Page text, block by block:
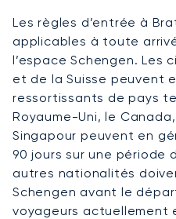
Les règles d’entrée à
applicables à toute
l’espace Schengen. Les
et de la Suisse peuvent
ressortissants de pays
Royaume-Uni, le
Singapour peuvent en
90 jours sur une période
autres nationalités
Schengen avant le
voyageurs actuellement